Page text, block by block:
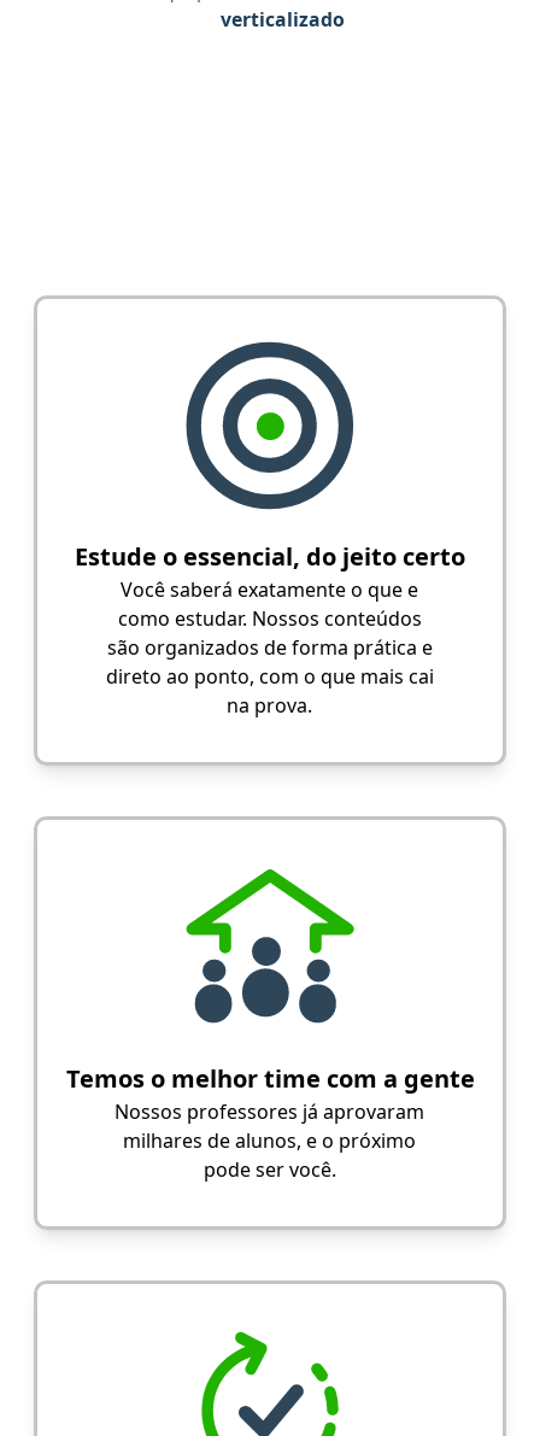
verticalizado
Estude o essencial, do jeito certo
Você saberá exatamente o que e
como estudar. Nossos conteúdos
são organizados de forma prática e
direto ao ponto, com o que mais cai
na prova.
Temos o melhor time com a gente
Nossos professores já aprovaram
milhares de alunos, e o próximo
pode ser você.